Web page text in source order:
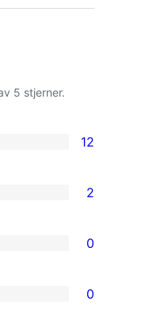
5 stjerner.
12
2
0
0